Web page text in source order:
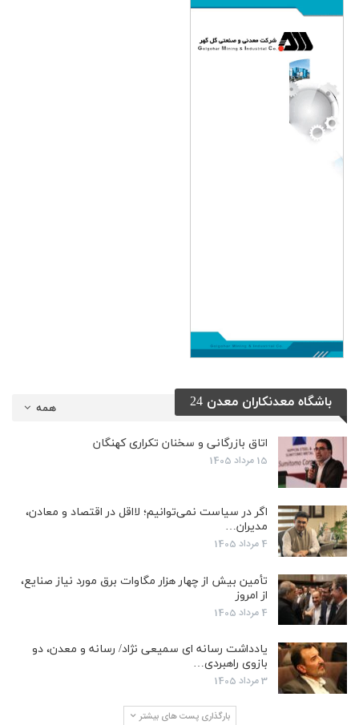
همه باشگاه معدنکاران معدن 24
اتاق بازرگانی و سخنان تکراری کهنگان
15 مرداد 1405
اگر در سیاست نمی‌توانیم؛ لااقل در اقتصاد و معادن،
مدیران…
4 مرداد 1405
تأمین بیش از چهار هزار مگاوات برق مورد نیاز صنایع،
از امروز
4 مرداد 1405
یادداشت رسانه ای سمیعی نژاد/ رسانه و معدن، دو
بازوی راهبردی…
3 مرداد 1405
بارگذاری پست های بیشتر